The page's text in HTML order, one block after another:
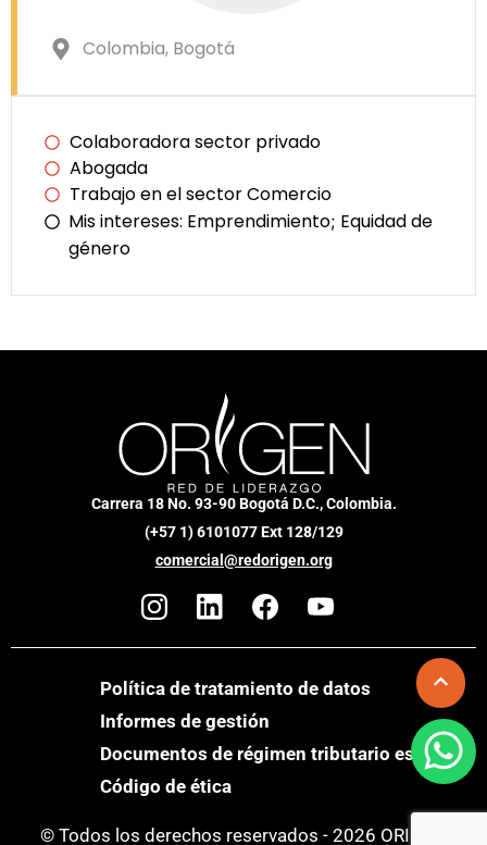
Colombia, Bogotá
Colaboradora sector privado
Abogada
Trabajo en el sector Comercio
Mis intereses: Emprendimiento; Equidad de
género
Carrera 18 No. 93-90 Bogotá D.C., Colombia.
(+57 1) 6101077 Ext 128/129
comercial@redorigen.org
Política de tratamiento de datos
Informes de gestión
Documentos de régimen tributario especial
Código de ética
© Todos los derechos reservados - 2026 ORIGEN